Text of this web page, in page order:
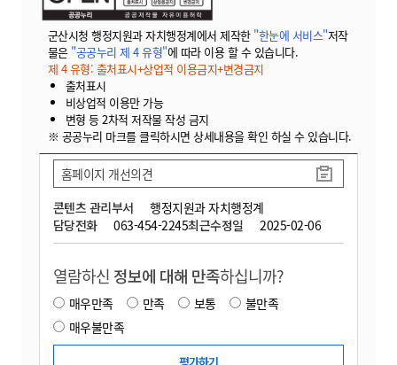
군산시청 행정지원과 자치행정계에서 제작한 "한눈에 서비스"저작
물은 "공공누리 제 4 유형"에 따라 이용 할 수 있습니다.
제 4 유형: 출처표시+상업적 이용금지+변경금지
출처표시
비상업적 이용만 가능
변형 등 2차적 저작물 작성 금지
※ 공공누리 마크를 클릭하시면 상세내용을 확인 하실 수 있습니다.
콘텐츠 관리부서
행정지원과 자치행정계
담당전화
063-454-2245최근수정일 2025-02-06
홈페이지 개선의견
열람하신 정보에 대해 만족하십니까?
매우만족 만족 보통
불만족
매우불만족